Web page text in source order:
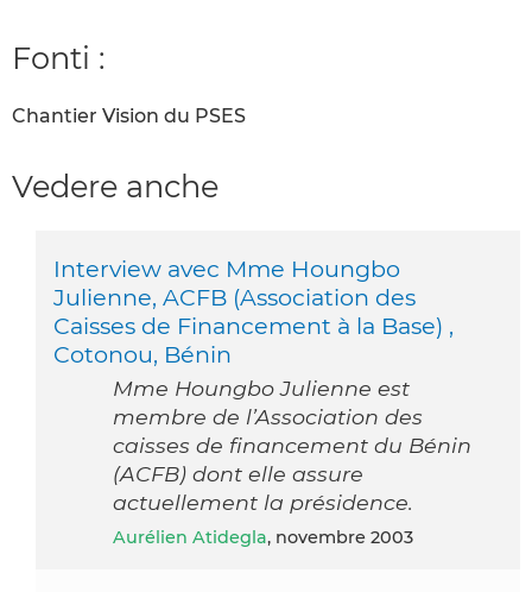
Fonti :
Chantier Vision du PSES
Vedere anche
Interview avec Mme Houngbo
Julienne, ACFB (Association des
Caisses de Financement à la Base) ,
Cotonou, Bénin
Mme Houngbo Julienne est
membre de l’Association des
caisses de financement du Bénin
(ACFB) dont elle assure
actuellement la présidence.
Aurélien Atidegla, novembre 2003